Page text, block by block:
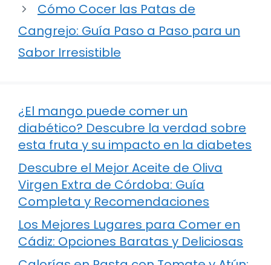
Cómo Cocer las Patas de
Cangrejo: Guía Paso a Paso para un
Sabor Irresistible
¿El mango puede comer un
diabético? Descubre la verdad sobre
esta fruta y su impacto en la diabetes
Descubre el Mejor Aceite de Oliva
Virgen Extra de Córdoba: Guía
Completa y Recomendaciones
Los Mejores Lugares para Comer en
Cádiz: Opciones Baratas y Deliciosas